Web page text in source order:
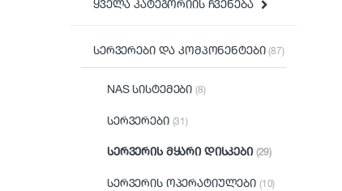
ყველა კატეგორიის ჩვენება
სერვერები და კომპონენტები(87)
NAS სისტემები(8)
სერვერები (31)
სერვერის მყარი დისკები (29)
სერვერის ოპერატიულები (10)